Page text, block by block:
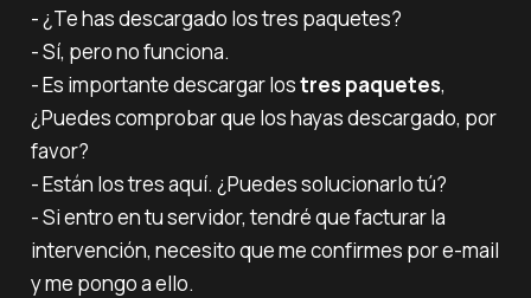
- ¿Te has descargado los tres paquetes?‌‌
- Sí, pero no funciona.‌‌
- Es importante descargar lostres paquetes,
¿Puedes comprobar que los hayas descargado, por
favor?‌‌
- Están los tres aquí. ¿Puedes solucionarlo tú?‌‌
- Si entro en tu servidor, tendré que facturar la
intervención, necesito que me confirmes por e-mail
y me pongo a ello.